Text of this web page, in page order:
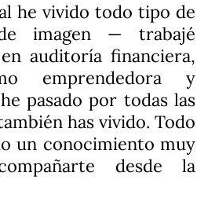
he vivido todo tipo de
de imagen — trabajé
auditoría financiera,
emprendedora y
pasado por todas las
has vivido. Todo
un conocimiento muy
desde la